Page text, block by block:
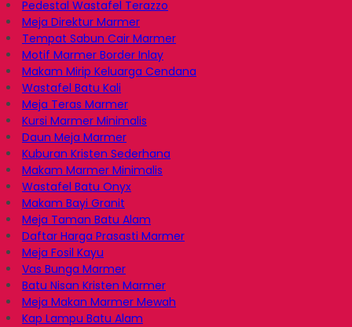
Pedestal Wastafel Terazzo
Meja Direktur Marmer
Tempat Sabun Cair Marmer
Motif Marmer Border Inlay
Makam Mirip Keluarga Cendana
Wastafel Batu Kali
Meja Teras Marmer
Kursi Marmer Minimalis
Daun Meja Marmer
Kuburan Kristen Sederhana
Makam Marmer Minimalis
Wastafel Batu Onyx
Makam Bayi Granit
Meja Taman Batu Alam
Daftar Harga Prasasti Marmer
Meja Fosil Kayu
Vas Bunga Marmer
Batu Nisan Kristen Marmer
Meja Makan Marmer Mewah
Kap Lampu Batu Alam